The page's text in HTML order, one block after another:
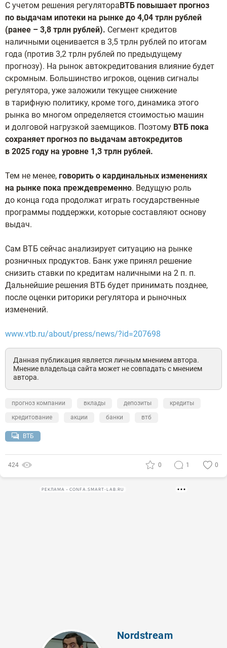
С учетом решения регулятораВТБ повышает прогноз
по выдачам ипотеки на рынке до 4,04 трлн рублей
(ранее – 3,8 трлн рублей). Сегмент кредитов
наличными оценивается в 3,5 трлн рублей по итогам
года (против 3,2 трлн рублей по предыдущему
прогнозу). На рынок автокредитования влияние будет
скромным. Большинство игроков, оценив сигналы
регулятора, уже заложили текущее снижение
в тарифную политику, кроме того, динамика этого
рынка во многом определяется стоимостью машин
и долговой нагрузкой заемщиков. Поэтому ВТБ пока
сохраняет прогноз по выдачам автокредитов
в 2025 году на уровне 1,3 трлн рублей.
Тем не менее, говорить о кардинальных изменениях
на рынке пока преждевременно. Ведущую роль
до конца года продолжат играть государственные
программы поддержки, которые составляют основу
выдач.
Сам ВТБ сейчас анализирует ситуацию на рынке
розничных продуктов. Банк уже принял решение
снизить ставки по кредитам наличными на 2 п. п.
Дальнейшие решения ВТБ будет принимать позднее,
после оценки риторики регулятора и рыночных
изменений.
www.vtb.ru/about/press/news/?id=207698
Данная публикация является личным мнением автора.
Мнение владельца сайта может не совпадать с мнением
автора.
прогноз компании вклады депозиты
кредиты
кредитование
акции банки втб
ВТБ
424 0 1 0
РЕКЛАМА • CONFA.SMART-LAB.RU
Nordstream